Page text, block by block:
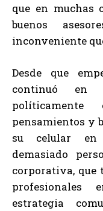
que en muchas
buenos
inconveniente
Desde que
continuó en
políticamente
pensamientos y
su celular en
demasiado
corporativa, que
profesionales
estrategia